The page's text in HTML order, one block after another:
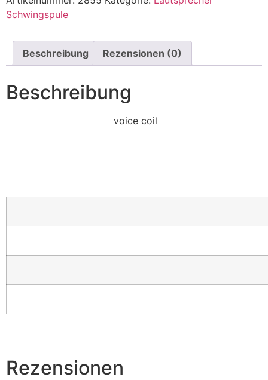
Schwingspule
Beschreibung Rezensionen (0)
Beschreibung
voice coil
Rezensionen